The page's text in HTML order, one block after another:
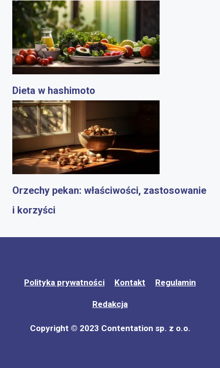
Dieta w hashimoto
Orzechy pekan: właściwości, zastosowanie
i korzyści
Polityka prywatności Kontakt Regulamin
Redakcja
Copyright © 2023 Contentation sp. z o.o.